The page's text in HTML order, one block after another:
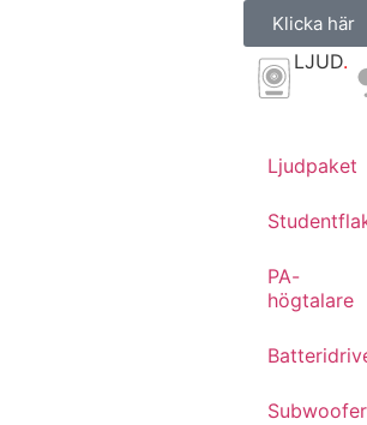
Klicka här
LJUD.
Ljudpaket
PA-
högtalare